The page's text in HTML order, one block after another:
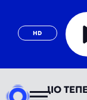
HD
Play